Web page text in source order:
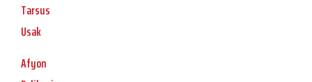
Tarsus
Usak
Afyon